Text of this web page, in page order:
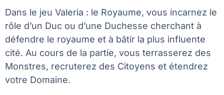
Dans le jeu Valeria : le Royaume, vous incarnez le
rôle d’un Duc ou d’une Duchesse cherchant à
défendre le royaume et à bâtir la plus influente
cité. Au cours de la partie, vous terrasserez des
Monstres, recruterez des Citoyens et étendrez
votre Domaine.